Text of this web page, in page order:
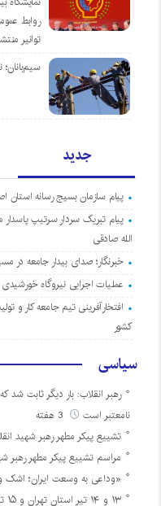
روابط
توانیر
جدید
پیام سازمان بسیج رسانه استان
پیام تبریک سردار سرتیپ
الله صادقی
خبرنگار؛ صدای بیدار جامعه در
عملیات اجرایی نیروگاه
افتخارآفرینی تیم جامعه کار و
کشور
سیاسی
رهبر انقلاب: بار دیگر ثابت
نامعتبر است
3 هفته
تشییع پیکر مطهر رهبر شهید
مراسم تشییع پیکر مطهر رهبر
«وداعی به وسعت ایران؛ اشک
۱۳ و ۱۴ تیر استان تهران و ۱۵ تیر کل کشور تعطیل است